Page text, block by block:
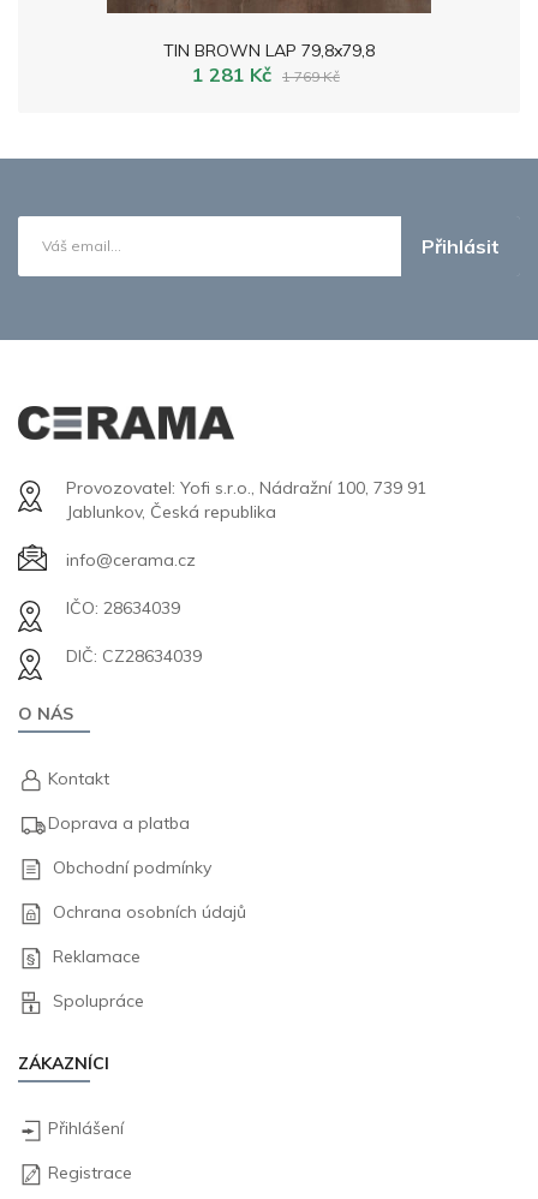
TIN BROWN LAP 79,8x79,8
1 281 Kč 1 769 Kč
Přihlásit
Provozovatel: Yofi s.r.o., Nádražní 100, 739 91
Jablunkov, Česká republika
info@cerama.cz
IČO: 28634039
DIČ: CZ28634039
O NÁS
Kontakt
Doprava a platba
Obchodní podmínky
Ochrana osobních údajů
Reklamace
Spolupráce
ZÁKAZNÍCI
Přihlášení
Registrace